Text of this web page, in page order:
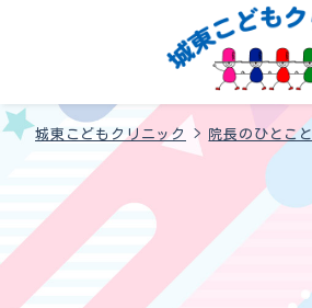
城東こどもクリニック > 院長のひとこと